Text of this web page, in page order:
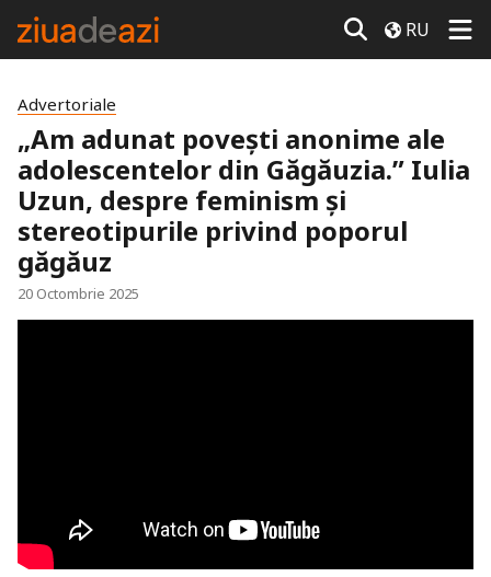
RU
Advertoriale
„Am adunat povești anonime ale
adolescentelor din Găgăuzia.” Iulia
Uzun, despre feminism și
stereotipurile privind poporul
găgăuz
20 Octombrie 2025